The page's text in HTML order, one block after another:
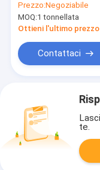
per una
resistenza all'usura
Prezzo:Negoziabile
MOQ:1 tonnellata
Ottieni l'ultimo prezzo
Contattaci
te.